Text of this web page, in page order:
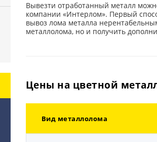
Вывезти отработанный металл
компании «Интерлом». Первый
вывоз лома металла
металлолома, но и получить
Цены на цветной
Вид металлолома